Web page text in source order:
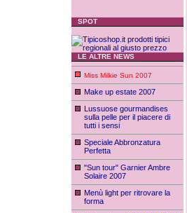
SPOT
LE ALTRE NEWS
Miss Milkie Sun 2007
Make up estate 2007
Lussuose gourmandises
sulla pelle per il piacere di
tutti i sensi
Speciale Abbronzatura
Perfetta
"Sun tour" Garnier Ambre
Solaire 2007
Menù light per ritrovare la
forma